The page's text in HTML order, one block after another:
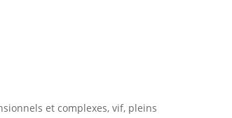
et complexes, vif, pleins